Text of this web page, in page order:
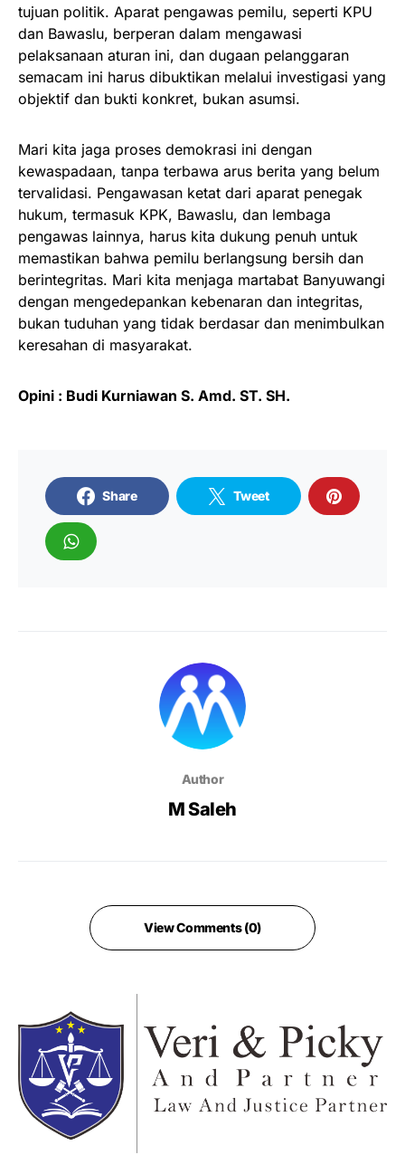
tujuan politik. Aparat pengawas pemilu, seperti KPU
dan Bawaslu, berperan dalam mengawasi
pelaksanaan aturan ini, dan dugaan pelanggaran
semacam ini harus dibuktikan melalui investigasi yang
objektif dan bukti konkret, bukan asumsi.
Mari kita jaga proses demokrasi ini dengan
kewaspadaan, tanpa terbawa arus berita yang belum
tervalidasi. Pengawasan ketat dari aparat penegak
hukum, termasuk KPK, Bawaslu, dan lembaga
pengawas lainnya, harus kita dukung penuh untuk
memastikan bahwa pemilu berlangsung bersih dan
berintegritas. Mari kita menjaga martabat Banyuwangi
dengan mengedepankan kebenaran dan integritas,
bukan tuduhan yang tidak berdasar dan menimbulkan
keresahan di masyarakat.
Opini : Budi Kurniawan S. Amd. ST. SH.
Share Tweet
Author
M Saleh
View Comments (0)